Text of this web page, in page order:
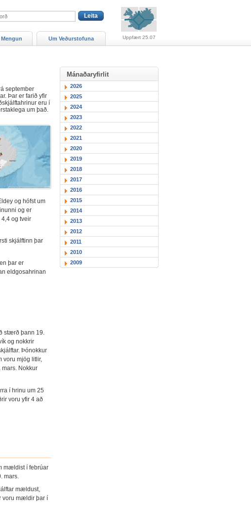
september
Þar er farið yfir
eru í
um það.
og hófst um
og er
og tveir
skjálftinn þar
þar er
eldgosahrinan
stærð þann 19.
og nokkrir
Þónokkur
voru mjög litlir,
Nokkur
í hrinu um 25
voru yfir 4 að
mældist í febrúar
mars.
mældust,
voru mældir þar í
Mánaðaryfirlit
2026
2025
2024
2023
2022
2021
2020
2019
2018
2017
2016
2015
2014
2013
2012
2011
2010
2009
Mengun Um Veðurstofuna Uppfært 25.07